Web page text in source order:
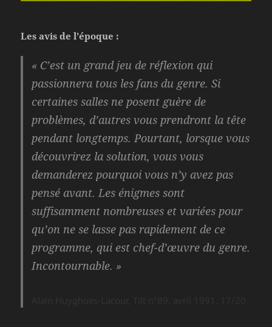
Les avis de l’époque :
« C’est un grand jeu de réflexion qui
passionnera tous les fans du genre. Si
certaines salles ne posent guère de
problèmes, d’autres vous prendront la tête
pendant longtemps. Pourtant, lorsque vous
découvrirez la solution, vous vous
demanderez pourquoi vous n’y avez pas
pensé avant. Les énigmes sont
suffisamment nombreuses et variées pour
qu’on ne se lasse pas rapidement de ce
programme, qui est chef-d’œuvre du genre.
Incontournable. »